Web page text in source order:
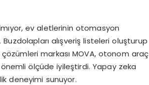
ev aletlerinin otomasyon
alışveriş listeleri oluşturup
çözümleri markası MOVA, otonom araç
ölçüde iyileştirdi. Yapay zeka
deneyimi sunuyor.